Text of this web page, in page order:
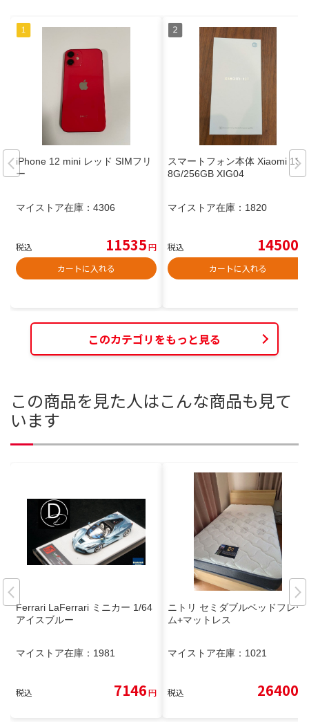
iPhone 12 mini レッド SIMフリ
ー
マイストア在庫： 4306
税込 11535円
カートに入れる
スマートフォン本体 Xiaomi 13T
8G/256GB XIG04
マイストア在庫： 1820
税込 14500
カートに入れる
このカテゴリをもっと見る
この商品を見た人はこんな商品も見て
います
Ferrari LaFerrari ミニカー 1/64
アイスブルー
マイストア在庫： 1981
税込 7146円
ニトリ セミダブルベッドフレー
ム+マットレス
マイストア在庫： 1021
税込 26400